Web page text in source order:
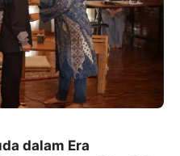
dalam Era